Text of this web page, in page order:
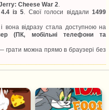
Cheese War 2
4.4 із 5 . Свої голоси віддали1499
і вона відразу стала доступною на
(ПК, мобільні телефони та
грати можна прямо в браузері без